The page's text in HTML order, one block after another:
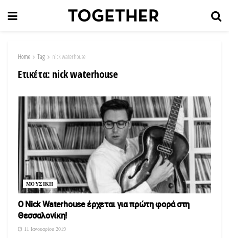
Home Tag nick waterhouse
Ετικέτα: nick waterhouse
ΜΟΥΣΙΚΗ
O Nick Waterhouse έρχεται για πρώτη φορά στη
Θεσσαλονίκη!
11 Ιανουαρίου 2019